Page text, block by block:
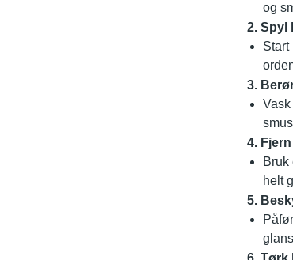
og
2. Spyl
Start
3.
4.
Bruk
helt
5.